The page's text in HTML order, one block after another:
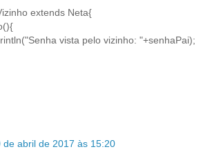
extends Neta{
vista pelo vizinho: "+senhaPai);
de abril de 2017 às 15:20